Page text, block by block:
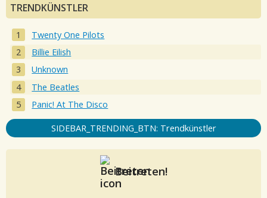
TRENDKÜNSTLER
Twenty One Pilots
Billie Eilish
Unknown
The Beatles
Panic! At The Disco
SIDEBAR_TRENDING_BTN: Trendkünstler
Beitreten!